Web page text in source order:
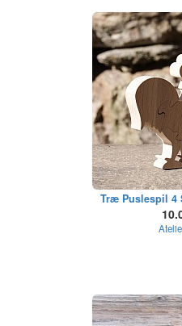
Træ Puslespil 4